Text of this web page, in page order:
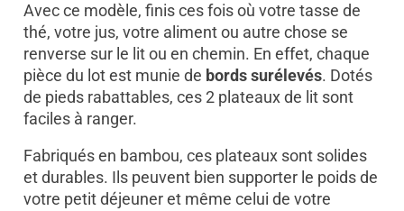
Avec ce modèle, finis ces fois où votre tasse de
thé, votre jus, votre aliment ou autre chose se
renverse sur le lit ou en chemin. En effet, chaque
pièce du lot est munie de bords surélevés. Dotés
de pieds rabattables, ces 2 plateaux de lit sont
faciles à ranger.
Fabriqués en bambou, ces plateaux sont solides
et durables. Ils peuvent bien supporter le poids de
votre petit déjeuner et même celui de votre